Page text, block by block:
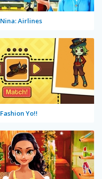
Nina: Airlines
Fashion Yo!!